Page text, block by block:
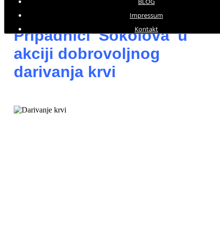
Impressum
Kontakt
krvi prikupljena je 101 doza krvi
Pripadnici 'Sokolova' u
akciji dobrovoljnog
darivanja krvi